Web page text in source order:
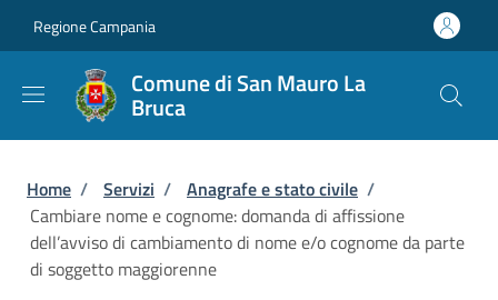
Regione Campania
Comune di San Mauro La
Bruca
Briciole di pane
Home / Servizi / Anagrafe e stato civile /
Cambiare nome e cognome: domanda di affissione
dell’avviso di cambiamento di nome e/o cognome da parte
di soggetto maggiorenne